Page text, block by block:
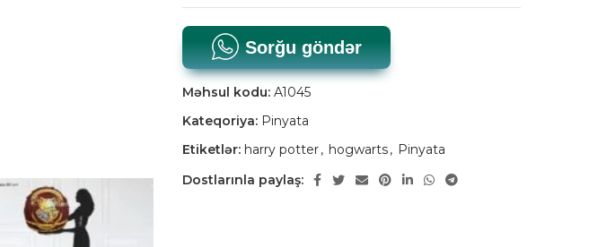
Sorğu göndər
Məhsul kodu: A1045
Kateqoriya: Pinyata
Etiketlər: harry potter, hogwarts, Pinyata
Dostlarınla paylaş: